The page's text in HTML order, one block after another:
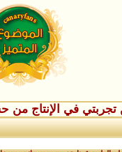
في الإنتاج من